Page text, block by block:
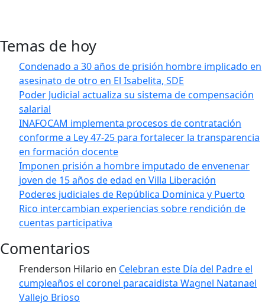
Temas de hoy
Condenado a 30 años de prisión hombre implicado en
asesinato de otro en El Isabelita, SDE
Poder Judicial actualiza su sistema de compensación
salarial
INAFOCAM implementa procesos de contratación
conforme a Ley 47-25 para fortalecer la transparencia
en formación docente
Imponen prisión a hombre imputado de envenenar
joven de 15 años de edad en Villa Liberación
Poderes judiciales de República Dominica y Puerto
Rico intercambian experiencias sobre rendición de
cuentas participativa
Comentarios
Frenderson Hilario en Celebran este Día del Padre el
cumpleaños el coronel paracaidista Wagnel Natanael
Vallejo Brioso